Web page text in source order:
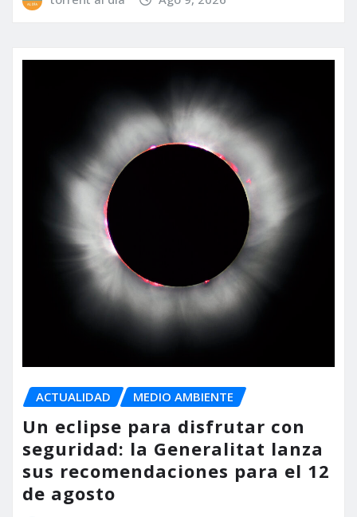
ACTUALIDAD MEDIO AMBIENTE
Un eclipse para disfrutar con
seguridad: la Generalitat lanza
sus recomendaciones para el 12
de agosto